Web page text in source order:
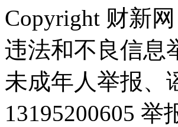
Copyright 财新
违法和不良信息
未成年人举报
13195200605 举